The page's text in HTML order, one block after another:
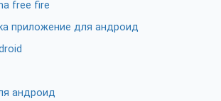
free fire
приложение для андроид
андроид